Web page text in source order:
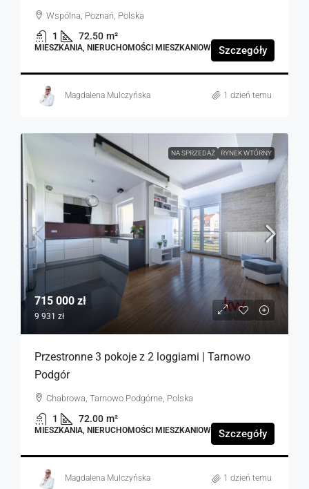
Wspólna, Poznań, Polska
1 72.50 m²
MIESZKANIA, NIERUCHOMOŚCI MIESZKANIOWE Szczegóły
Magdalena Mulczyńska 1 dzień temu
NA SPRZEDAŻ RYNEK WTÓRNY
715 000 zł
9 931 zł
Przestronne 3 pokoje z 2 loggiami | Tarnowo
Podgór
Chabrowa, Tarnowo Podgórne, Polska
1 72.00 m²
MIESZKANIA, NIERUCHOMOŚCI MIESZKANIOWE Szczegóły
Magdalena Mulczyńska 1 dzień temu